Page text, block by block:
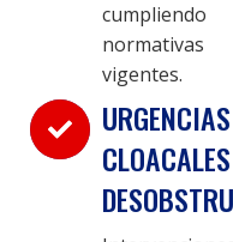
cumpliendo
normativas
vigentes.
URGENCIAS